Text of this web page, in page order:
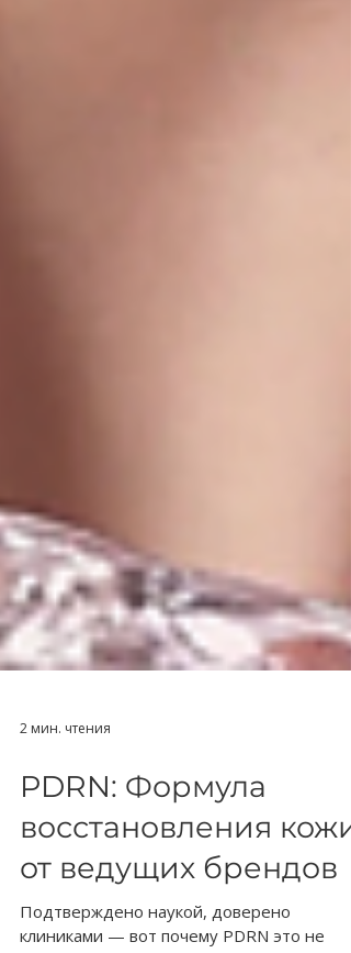
2 мин. чтения
PDRN: Формула
восстановления кожи
от ведущих брендов